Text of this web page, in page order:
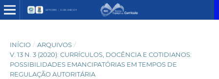
INÍCIO / ARQUIVOS /
V. 13 N. 3 (2020): CURRÍCULOS, DOCÊNCIA E COTIDIANOS:
POSSIBILIDADES EMANCIPATÓRIAS EM TEMPOS DE
REGULAÇÃO AUTORITÁRIA